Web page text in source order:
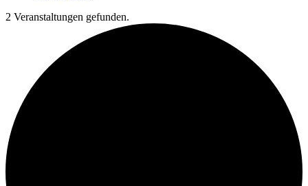
2 Veranstaltungen gefunden.